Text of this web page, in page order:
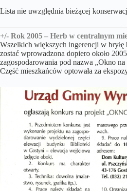
Lista nie uwzględnia bieżącej
+/- Rok 2005 – Herb w centralnym
Wszelkich większych ingerencji w bryłę
zostać wprowadzona dopiero około
zagospodarowania pod nazwa „Okno na
Część mieszkańców optowała za